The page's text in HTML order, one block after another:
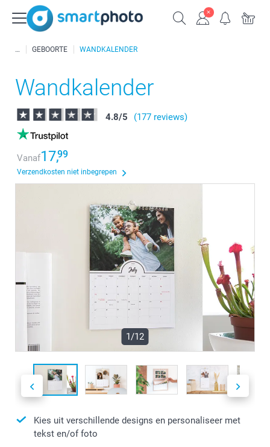
GEBOORTE WANDKALENDER
Wandkalender
4.8/5 (177 reviews)
Vanaf17,99
Verzendkosten niet inbegrepen
1/12
Kies uit verschillende designs en personaliseer met
tekst en/of foto